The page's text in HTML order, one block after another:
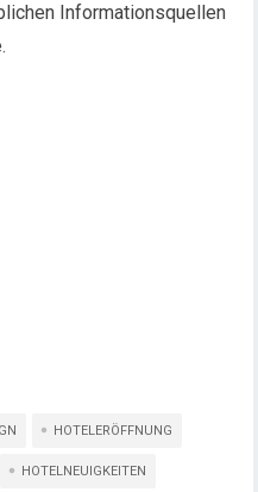
Informationsquellen
HOTELERÖFFNUNG
HOTELNEUIGKEITEN